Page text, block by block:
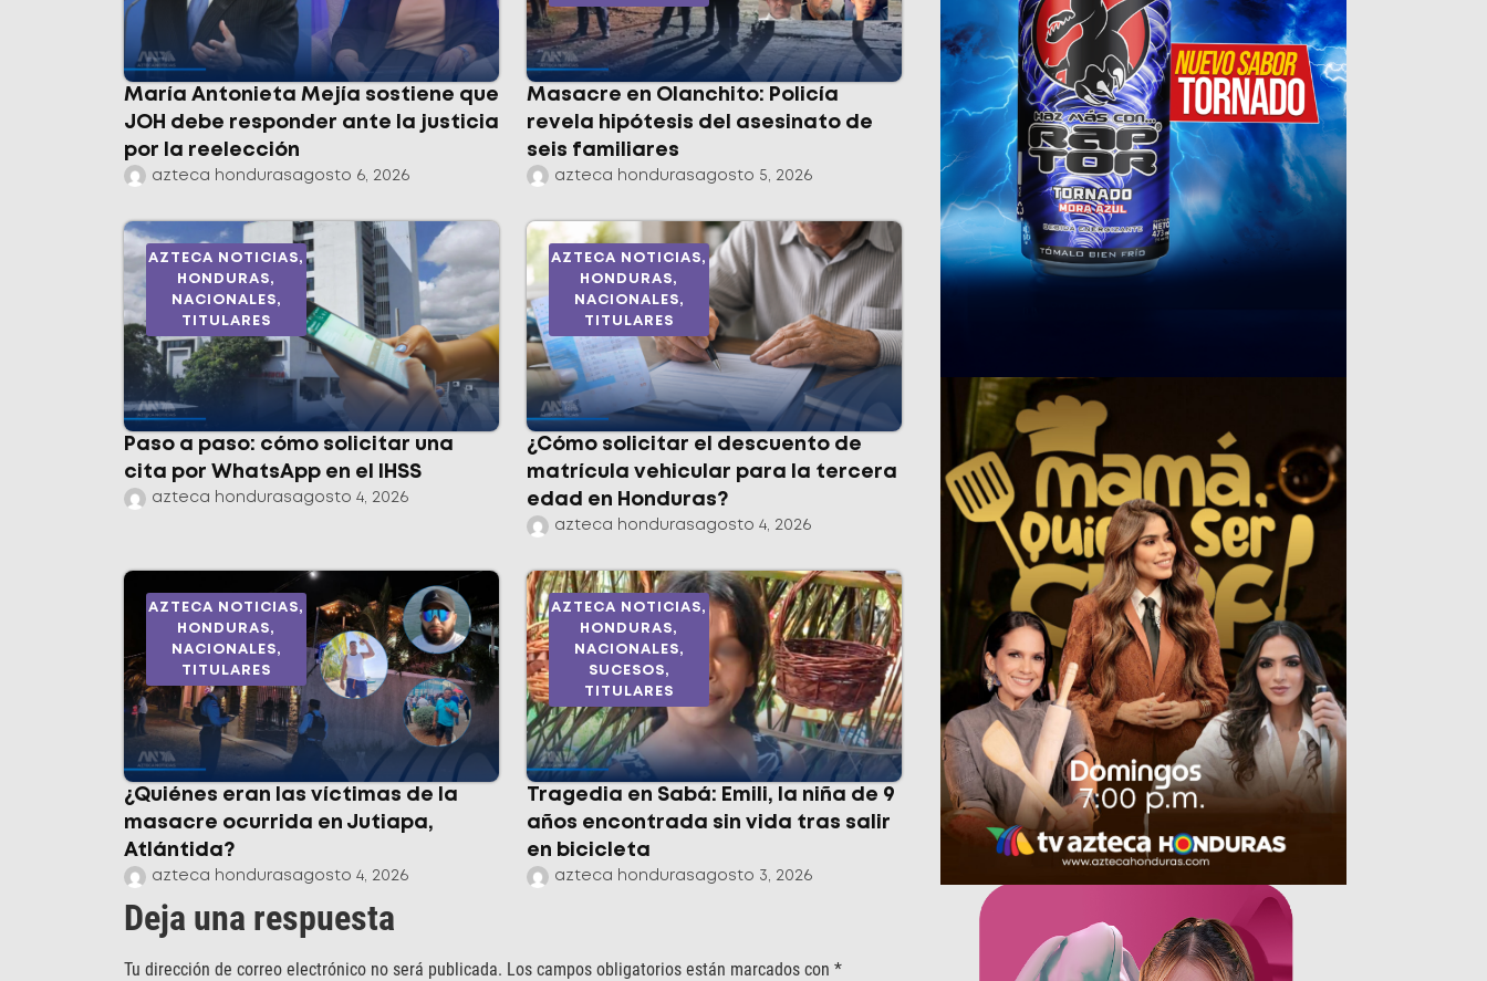
María Antonieta Mejía sostiene que
JOH debe responder ante la justicia
por la reelección
azteca hondurasagosto 6, 2026
Masacre en Olanchito: Policía
revela hipótesis del asesinato de
seis familiares
azteca hondurasagosto 5, 2026
AZTECA NOTICIAS,
HONDURAS,
NACIONALES,
TITULARES
Paso a paso: cómo solicitar una
cita por WhatsApp en el IHSS
azteca hondurasagosto 4, 2026
AZTECA NOTICIAS,
HONDURAS,
NACIONALES,
TITULARES
¿Cómo solicitar el descuento de
matrícula vehicular para la tercera
edad en Honduras?
azteca hondurasagosto 4, 2026
AZTECA NOTICIAS,
HONDURAS,
NACIONALES,
TITULARES
¿Quiénes eran las víctimas de la
masacre ocurrida en Jutiapa,
Atlántida?
azteca hondurasagosto 4, 2026
AZTECA NOTICIAS,
HONDURAS,
NACIONALES,
SUCESOS,
TITULARES
Tragedia en Sabá: Emili, la niña de 9
años encontrada sin vida tras salir
en bicicleta
azteca hondurasagosto 3, 2026
Deja una respuesta
Tu dirección de correo electrónico no será publicada. Los campos obligatorios están marcados con *